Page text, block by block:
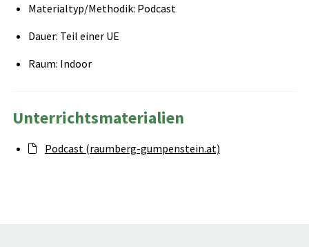
Materialtyp/Methodik: Podcast
Dauer: Teil einer UE
Raum: Indoor
Unterrichtsmaterialien
Podcast (raumberg-gumpenstein.at)